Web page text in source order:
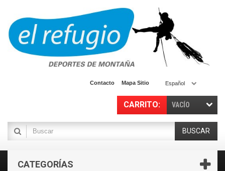
Español
Contacto Mapa Sitio
CARRITO: VACÍO
BUSCAR
CATEGORÍAS